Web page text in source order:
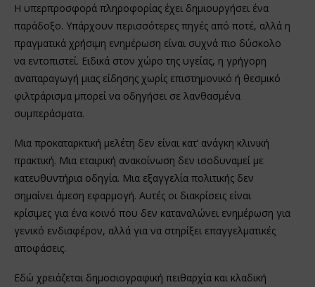
Η υπερπροσφορά πληροφορίας έχει δημιουργήσει ένα
παράδοξο. Υπάρχουν περισσότερες πηγές από ποτέ, αλλά η
πραγματικά χρήσιμη ενημέρωση είναι συχνά πιο δύσκολο
να εντοπιστεί. Ειδικά στον χώρο της υγείας, η γρήγορη
αναπαραγωγή μιας είδησης χωρίς επιστημονικό ή θεσμικό
φιλτράρισμα μπορεί να οδηγήσει σε λανθασμένα
συμπεράσματα.
Μια προκαταρκτική μελέτη δεν είναι κατ’ ανάγκη κλινική
πρακτική. Μια εταιρική ανακοίνωση δεν ισοδυναμεί με
κατευθυντήρια οδηγία. Μια εξαγγελία πολιτικής δεν
σημαίνει άμεση εφαρμογή. Αυτές οι διακρίσεις είναι
κρίσιμες για ένα κοινό που δεν καταναλώνει ενημέρωση για
γενικό ενδιαφέρον, αλλά για να στηρίξει επαγγελματικές
αποφάσεις.
Εδώ χρειάζεται δημοσιογραφική πειθαρχία και κλαδική